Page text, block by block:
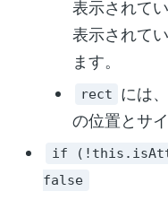
表示されて
表示されて
ます。
rect
には
の位置とサ
if
false